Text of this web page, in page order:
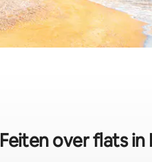
Feiten over flats in